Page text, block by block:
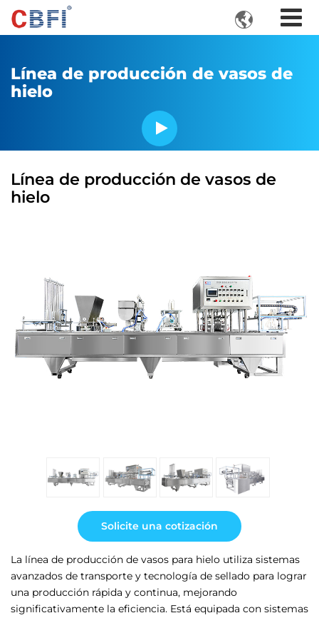

Línea de producción de vasos de
hielo
Línea de producción de vasos de
hielo
Solicite una cotización
La línea de producción de vasos para hielo utiliza sistemas
avanzados de transporte y tecnología de sellado para lograr
una producción rápida y continua, mejorando
significativamente la eficiencia. Está equipada con sistemas